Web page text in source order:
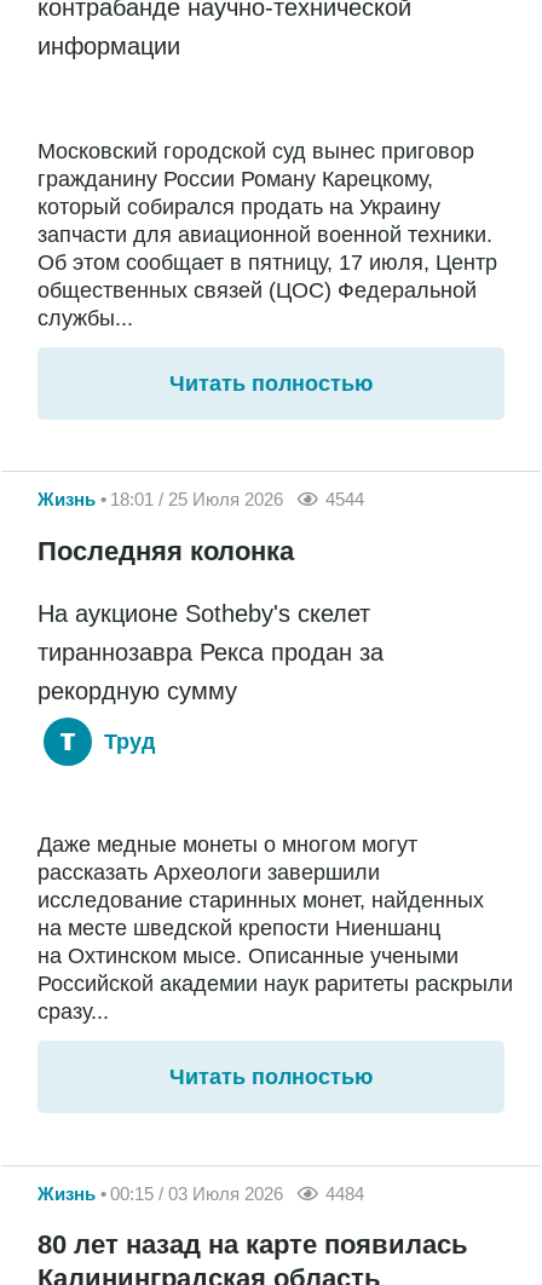
контрабанде научно-технической
информации
Московский городской суд вынес приговор
гражданину России Роману Карецкому,
который собирался продать на Украину
запчасти для авиационной военной техники.
Об этом сообщает в пятницу, 17 июля, Центр
общественных связей (ЦОС) Федеральной
службы...
Читать полностью
Жизнь 18:01 / 25 Июля 2026 4544
Последняя колонка
На аукционе Sotheby's скелет
тираннозавра Рекса продан за
рекордную сумму
Труд
Даже медные монеты о многом могут
рассказать Археологи завершили
исследование старинных монет, найденных
на месте шведской крепости Ниеншанц
на Охтинском мысе. Описанные учеными
Российской академии наук раритеты раскрыли
сразу...
Читать полностью
Жизнь 00:15 / 03 Июля 2026 4484
80 лет назад на карте появилась
Калининградская область